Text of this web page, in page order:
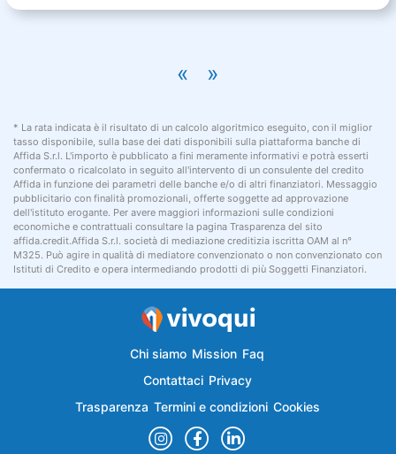
« »
* La rata indicata è il risultato di un calcolo algoritmico eseguito, con il miglior
tasso disponibile, sulla base dei dati disponibili sulla piattaforma banche di
Affida S.r.l. L'importo è pubblicato a fini meramente informativi e potrà esserti
confermato o ricalcolato in seguito all'intervento di un consulente del credito
Affida in funzione dei parametri delle banche e/o di altri finanziatori. Messaggio
pubblicitario con finalità promozionali, offerte soggette ad approvazione
dell'istituto erogante. Per avere maggiori informazioni sulle condizioni
economiche e contrattuali consultare la pagina Trasparenza del sito
affida.credit.Affida S.r.l. società di mediazione creditizia iscritta OAM al n°
M325. Può agire in qualità di mediatore convenzionato o non convenzionato con
Istituti di Credito e opera intermediando prodotti di più Soggetti Finanziatori.
Chi siamo Mission Faq
Contattaci Privacy
Trasparenza Termini e condizioni Cookies